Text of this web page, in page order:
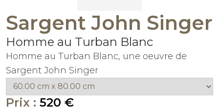
Sargent John Singer
Homme au Turban Blanc
Homme au Turban Blanc, une oeuvre de
Sargent John Singer
Prix : 520 €